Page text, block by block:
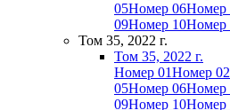
05Номер 06Номер
09Номер 10Номер
Том 35, 2022 г.
Том 35, 2022 г.
Номер 01Номер 02
05Номер 06Номер
09Номер 10Номер